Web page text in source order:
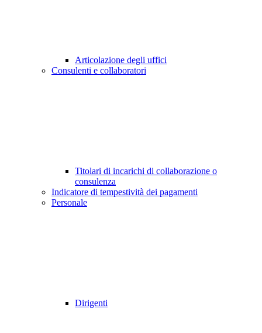
Articolazione degli uffici
Consulenti e collaboratori
Titolari di incarichi di collaborazione o
consulenza
Indicatore di tempestività dei pagamenti
Personale
Dirigenti